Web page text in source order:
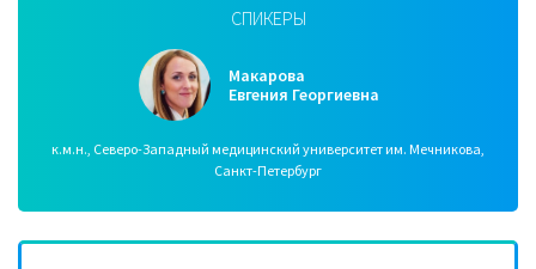
СПИКЕРЫ
Макарова
Евгения Георгиевна
к.м.н., Северо-Западный медицинский университет им. Мечникова,
Санкт-Петербург